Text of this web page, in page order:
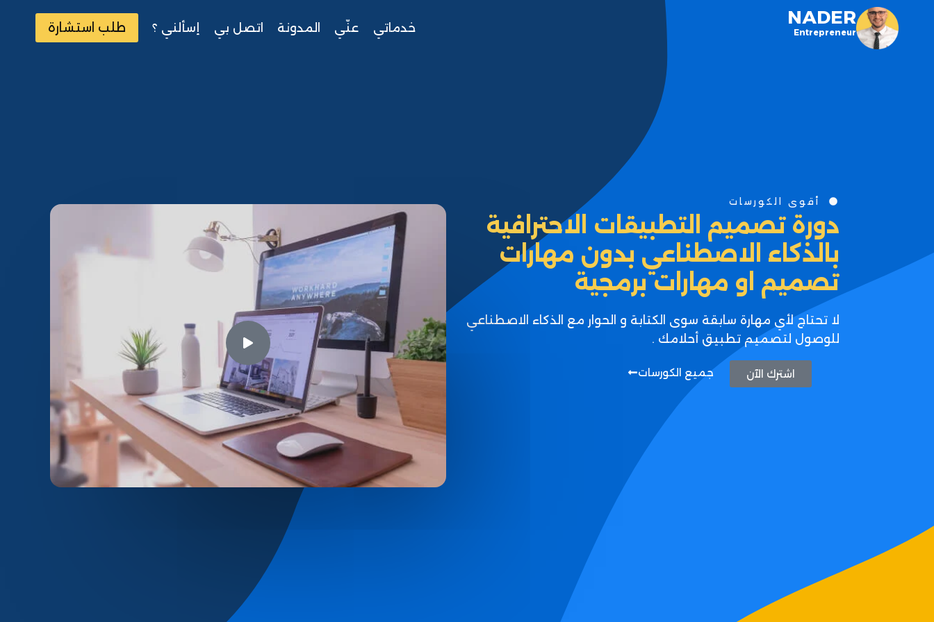
NADER
Entrepreneur خدماتي عنّي المدونة اتصل بي إسألني ؟ طلب استشارة
أقوى الكورسات
دورة تصميم التطبيقات الاحترافية
بالذكاء الاصطناعي بدون مهارات
تصميم او مهارات برمجية
لا تحتاج لأي مهارة سابقة سوى الكتابة و الحوار مع الذكاء الاصطناعي
للوصول لتصميم تطبيق أحلامك .
اشترك الآن جميع الكورسات